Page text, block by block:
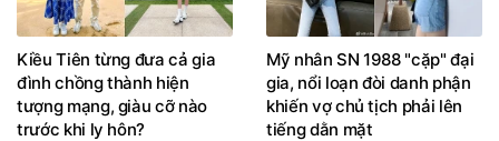
Kiều Tiên từng đưa cả gia
đình chồng thành hiện
tượng mạng, giàu cỡ nào
trước khi ly hôn?
Mỹ nhân SN 1988 "cặp" đại
gia, nổi loạn đòi danh phận
khiến vợ chủ tịch phải lên
tiếng dằn mặt